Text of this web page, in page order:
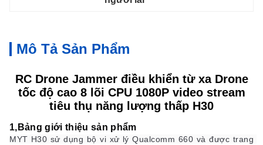
Mô Tả Sản Phẩm
RC Drone Jammer điều khiển từ xa Drone
tốc độ cao 8 lõi CPU 1080P video stream
tiêu thụ năng lượng thấp H30
1, Bảng giới thiệu sản phẩm
MYT H30 sử dụng bộ vi xử lý Qualcomm 660 và được trang